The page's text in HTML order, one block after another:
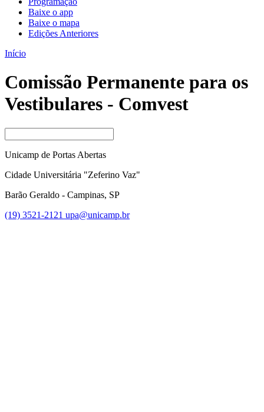
Baixe o app
Baixe o mapa
Edições Anteriores
Início
Comissão Permanente para os
Vestibulares - Comvest
Unicamp de Portas Abertas
Cidade Universitária "Zeferino Vaz"
Barão Geraldo - Campinas, SP
(19) 3521-2121 upa@unicamp.br